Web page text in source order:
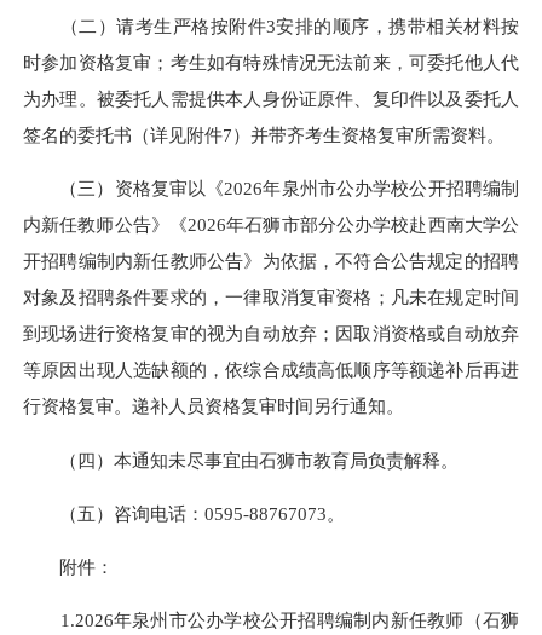
（二）请考生严格按附件3安排的顺序，携带相关材料按
时参加资格复审；考生如有特殊情况无法前来，可委托他人代
为办理。被委托人需提供本人身份证原件、复印件以及委托人
签名的委托书（详见附件7）并带齐考生资格复审所需资料。
（三）资格复审以《2026年泉州市公办学校公开招聘编制
内新任教师公告》《2026年石狮市部分公办学校赴西南大学公
开招聘编制内新任教师公告》为依据，不符合公告规定的招聘
对象及招聘条件要求的，一律取消复审资格；凡未在规定时间
到现场进行资格复审的视为自动放弃；因取消资格或自动放弃
等原因出现人选缺额的，依综合成绩高低顺序等额递补后再进
行资格复审。递补人员资格复审时间另行通知。
（四）本通知未尽事宜由石狮市教育局负责解释。
（五）咨询电话：0595-88767073。
附件：
1.2026年泉州市公办学校公开招聘编制内新任教师（石狮